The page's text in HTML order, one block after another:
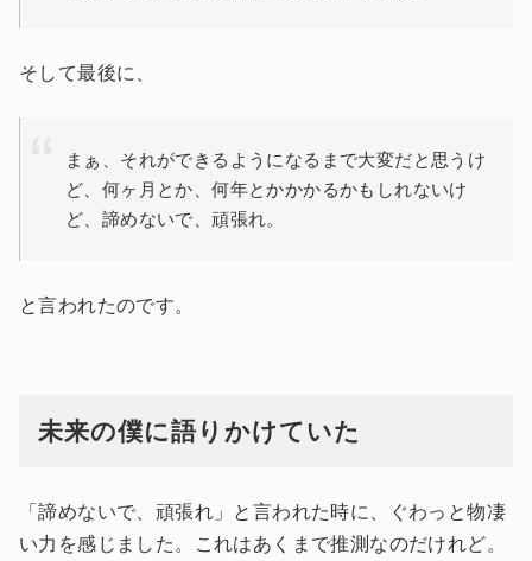
そして最後に、
まぁ、それができるようになるまで大変だと思うけ
ど、何ヶ月とか、何年とかかかるかもしれないけ
ど、諦めないで、頑張れ。
と言われたのです。
未来の僕に語りかけていた
「諦めないで、頑張れ」と言われた時に、ぐわっと物凄
い力を感じました。これはあくまで推測なのだけれど。